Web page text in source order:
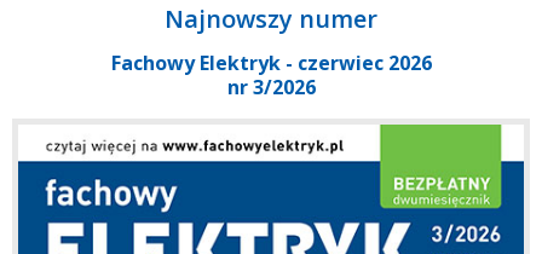
Najnowszy numer
Fachowy Elektryk - czerwiec 2026
nr 3/2026